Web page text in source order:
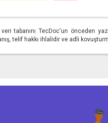
tabanını TecDoc'un önceden
telif hakkı ihlalidir ve adli